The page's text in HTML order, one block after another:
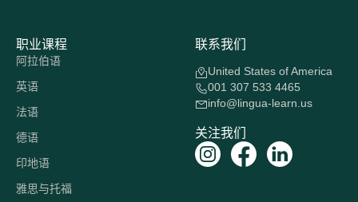
职业课程
阿拉伯语
英语
法语
德语
印地语
雅思与托福
联系我们
United States of America
001 307 533 4465
info@lingua-learn.us
关注我们